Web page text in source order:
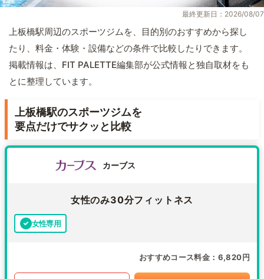
最終更新日：2026/08/07
上板橋駅周辺のスポーツジムを、目的別のおすすめから探し
たり、料金・体験・設備などの条件で比較したりできます。
掲載情報は、FIT PALETTE編集部が公式情報と独自取材をも
とに整理しています。
上板橋駅のスポーツジムを
要点だけでサクッと比較
カーブス
女性のみ30分フィットネス
女性専用
おすすめコース料金 6,820円